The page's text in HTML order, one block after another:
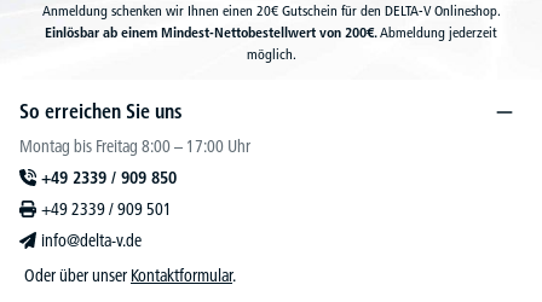
Anmeldung schenken wir Ihnen einen 20€ Gutschein für den DELTA-V Onlineshop.
Einlösbar ab einem Mindest-Nettobestellwert von 200€.Abmeldung jederzeit
möglich.
So erreichen Sie uns
Montag bis Freitag 8:00 – 17:00 Uhr
+49 2339 / 909 850
+49 2339 / 909 501
info@delta-v.de
Oder über unser Kontaktformular.